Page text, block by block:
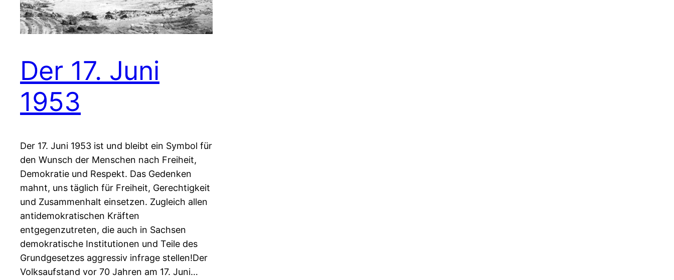
Der 17. Juni
1953
Der 17. Juni 1953 ist und bleibt ein Symbol für
den Wunsch der Menschen nach Freiheit,
Demokratie und Respekt. Das Gedenken
mahnt, uns täglich für Freiheit, Gerechtigkeit
und Zusammenhalt einsetzen. Zugleich allen
antidemokratischen Kräften
entgegenzutreten, die auch in Sachsen
demokratische Institutionen und Teile des
Grundgesetzes aggressiv infrage stellen!Der
Volksaufstand vor 70 Jahren am 17. Juni…